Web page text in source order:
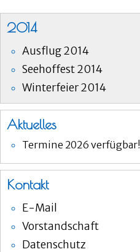
2014
Ausflug 2014
Seehoffest 2014
Winterfeier 2014
Aktuelles
Termine 2026 verfügbar!
Kontakt
E-Mail
Vorstandschaft
Datenschutz